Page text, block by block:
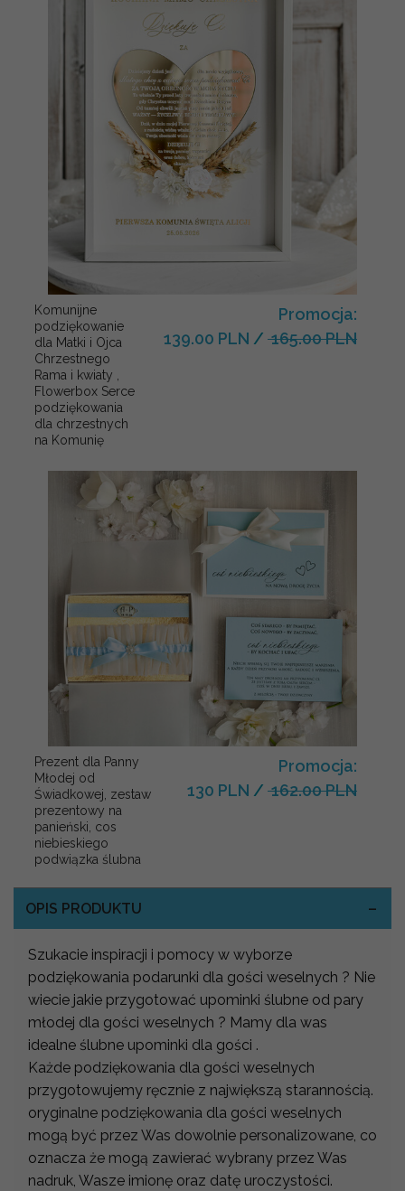
Komunijne
podziękowanie
dla Matki i Ojca
Chrzestnego
Rama i kwiaty ,
Flowerbox Serce
podziękowania
dla chrzestnych
na Komunię
Promocja:
139.00 PLN / 165.00 PLN
Prezent dla Panny
Młodej od
Świadkowej, zestaw
prezentowy na
panieński, cos
niebieskiego
podwiązka ślubna
Promocja:
130 PLN / 162.00 PLN
OPIS PRODUKTU
Szukacie inspiracji i pomocy w wyborze
podziękowania podarunki dla gości weselnych ? Nie
wiecie jakie przygotować upominki ślubne od pary
młodej dla gości weselnych ? Mamy dla was
idealne ślubne upominki dla gości .
Każde podziękowania dla gości weselnych
przygotowujemy ręcznie z największą starannością.
oryginalne podziękowania dla gości weselnych
mogą być przez Was dowolnie personalizowane, co
oznacza że mogą zawierać wybrany przez Was
nadruk, Wasze imionę oraz datę uroczystości.